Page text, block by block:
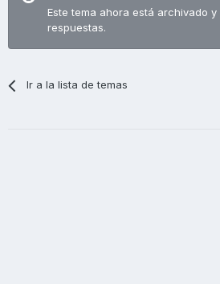
Este tema ahora está archivado
respuestas.
Ir a la lista de temas